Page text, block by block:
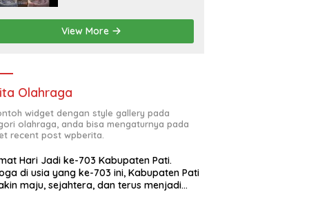
iBu malisa istri dari Bp.
Sugiarto menciptakan lagu
Untuk si buah hati yang
View More
Olahraga
widget dengan style gallery pada
olahraga, anda bisa mengaturnya pada
recent post wpberita.
Hari Jadi ke-703 Kabupaten Pati.
di usia yang ke-703 ini, Kabupaten Pati
maju, sejahtera, dan terus menjadi